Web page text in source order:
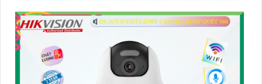
VẤN
LẮP
ĐẶT